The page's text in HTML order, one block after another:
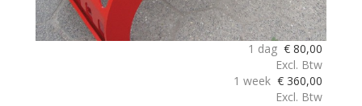
1 dag € 80,00
Excl. Btw
1 week € 360,00
Excl. Btw